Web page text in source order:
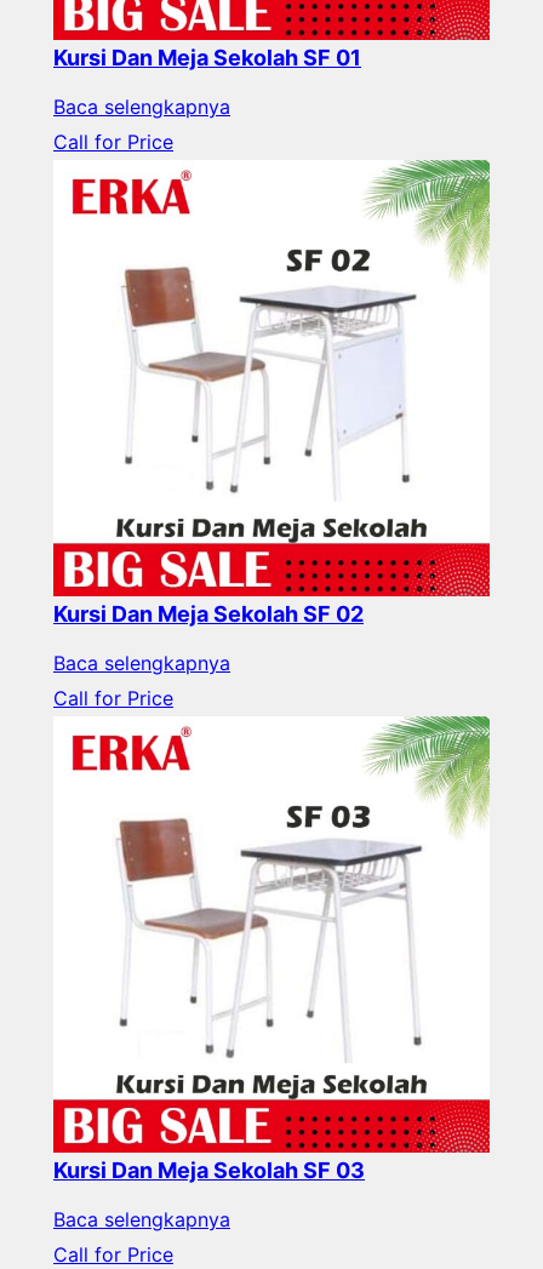
Kursi Dan Meja Sekolah SF 01
Baca selengkapnya
Call for Price
Kursi Dan Meja Sekolah SF 02
Baca selengkapnya
Call for Price
Kursi Dan Meja Sekolah SF 03
Baca selengkapnya
Call for Price